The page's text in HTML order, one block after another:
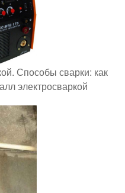
Способы сварки: как
электросваркой